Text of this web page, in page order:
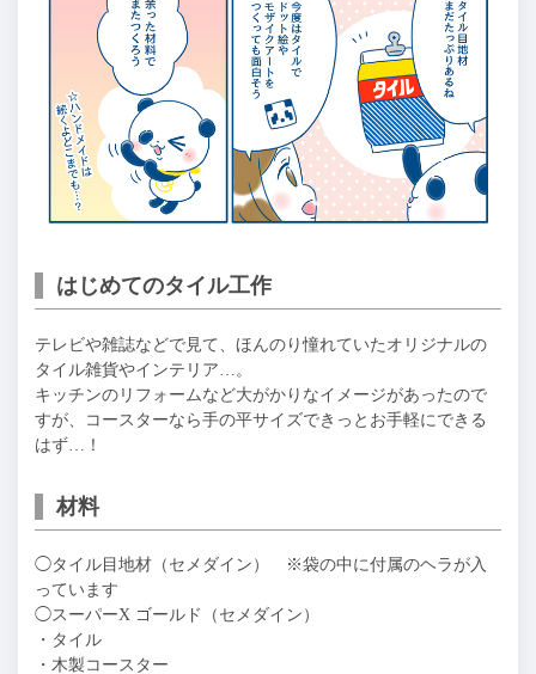
はじめてのタイル工作
テレビや雑誌などで見て、ほんのり憧れていたオリジナルの
タイル雑貨やインテリア…。
キッチンのリフォームなど大がかりなイメージがあったので
すが、コースターなら手の平サイズできっとお手軽にできる
はず…！
材料
◯タイル目地材（セメダイン） ※袋の中に付属のヘラが入
っています
◯スーパーX ゴールド（セメダイン）
・タイル
・木製コースター